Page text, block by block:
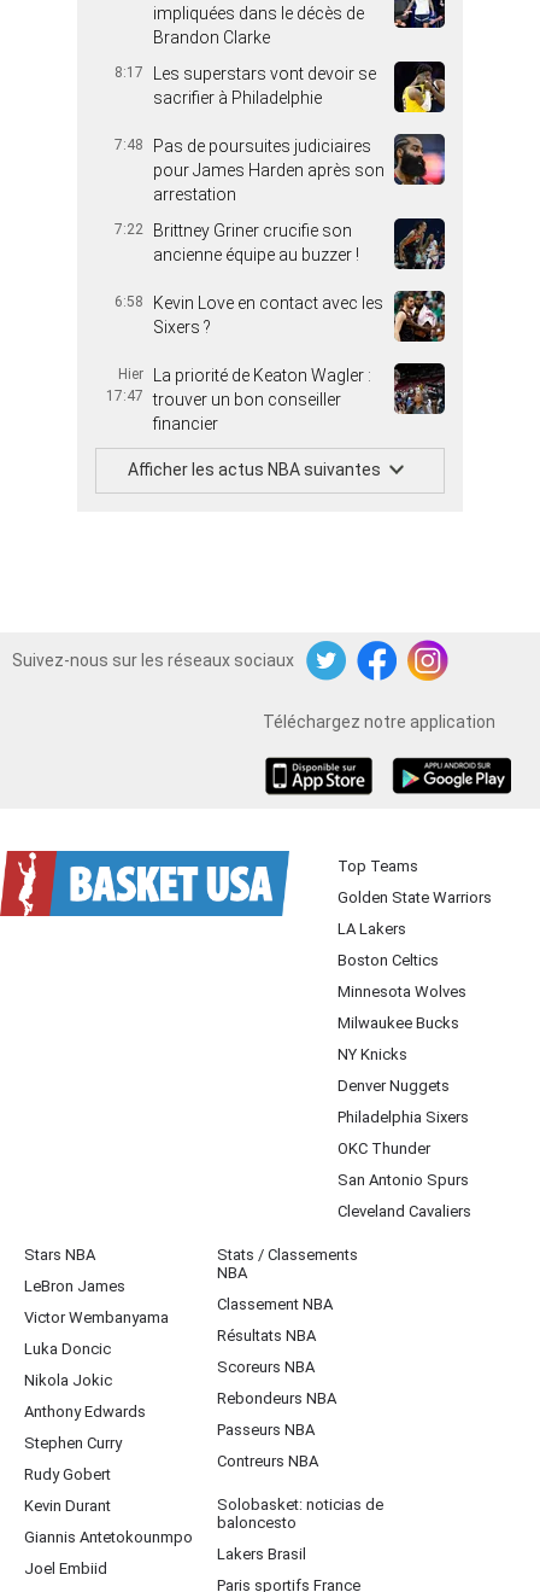
impliquées dans le décès de
Brandon Clarke
8:17
Les superstars vont devoir se
sacrifier à Philadelphie
7:48
Pas de poursuites judiciaires
pour James Harden après son
arrestation
7:22
Brittney Griner crucifie son
ancienne équipe au buzzer !
6:58
Kevin Love en contact avec les
Sixers ?
Hier
17:47
La priorité de Keaton Wagler :
trouver un bon conseiller
financier
Afficher les actus NBA suivantes
Suivez-nous sur les réseaux sociaux
TwitterFacebookInstagram
Téléchargez notre application
Top Teams
Golden State Warriors
LA Lakers
Boston Celtics
Minnesota Wolves
Milwaukee Bucks
NY Knicks
Denver Nuggets
Philadelphia Sixers
OKC Thunder
San Antonio Spurs
Cleveland Cavaliers
Stars NBA
LeBron James
Victor Wembanyama
Luka Doncic
Nikola Jokic
Anthony Edwards
Stephen Curry
Rudy Gobert
Kevin Durant
Giannis Antetokounmpo
Joel Embiid
Stats / Classements
NBA
Classement NBA
Résultats NBA
Scoreurs NBA
Rebondeurs NBA
Passeurs NBA
Contreurs NBA
Solobasket: noticias de
baloncesto
Lakers Brasil
Paris sportifs France